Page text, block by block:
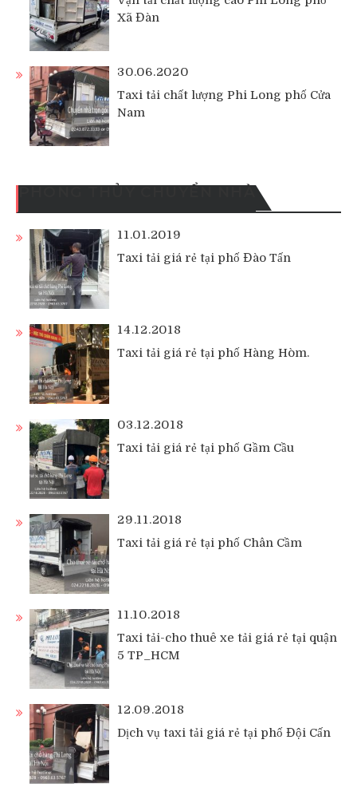
Xã Đàn
30.06.2020
Taxi tải chất lượng Phi Long phố Cửa
Nam
11.01.2019
Taxi tải giá rẻ tại phố Đào Tấn
14.12.2018
Taxi tải giá rẻ tại phố Hàng Hòm.
03.12.2018
Taxi tải giá rẻ tại phố Gầm Cầu
29.11.2018
Taxi tải giá rẻ tại phố Chân Cầm
11.10.2018
Taxi tải-cho thuê xe tải giá rẻ tại quận
5 TP_HCM
12.09.2018
Dịch vụ taxi tải giá rẻ tại phố Đội Cấn